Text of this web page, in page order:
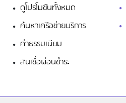
ดูโปรโมชันทั้งหมด
ค้นหาเครือข่ายบริการ
ค่าธรรมเนียม
สินเชื่อผ่อนชำระ